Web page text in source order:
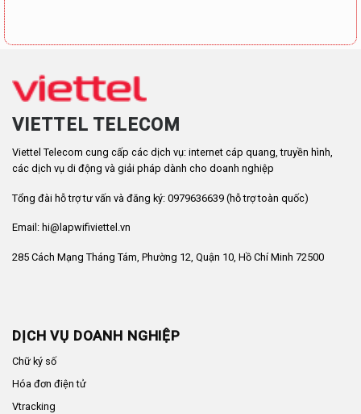
VIETTEL TELECOM
Viettel Telecom cung cấp các dịch vụ: internet cáp quang, truyền hình,
các dịch vụ di động và giải pháp dành cho doanh nghiệp
Tổng đài hỗ trợ tư vấn và đăng ký: 0979636639 (hỗ trợ toàn quốc)
Email: hi@lapwifiviettel.vn
285 Cách Mạng Tháng Tám, Phường 12, Quận 10, Hồ Chí Minh 72500
DỊCH VỤ DOANH NGHIỆP
Chữ ký số
Hóa đơn điện tử
Vtracking